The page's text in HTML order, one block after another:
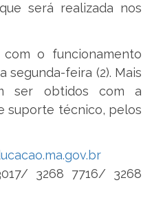
será realizada nos
o funcionamento
segunda-feira (2). Mais
ser obtidos com a
suporte técnico, pelos
3268 7716/ 3268